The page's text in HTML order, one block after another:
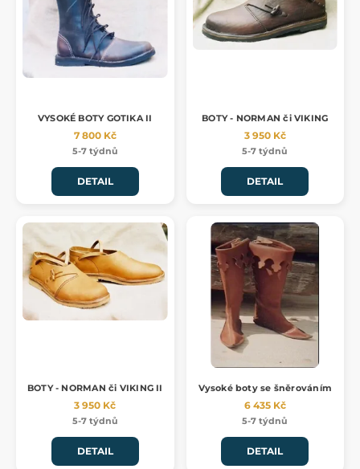
VYSOKÉ BOTY GOTIKA II
7 800 Kč
5-7 týdnů
DETAIL
BOTY - NORMAN či VIKING
3 950 Kč
5-7 týdnů
DETAIL
BOTY - NORMAN či VIKING II
3 950 Kč
5-7 týdnů
DETAIL
Vysoké boty se šněrováním
6 435 Kč
5-7 týdnů
DETAIL